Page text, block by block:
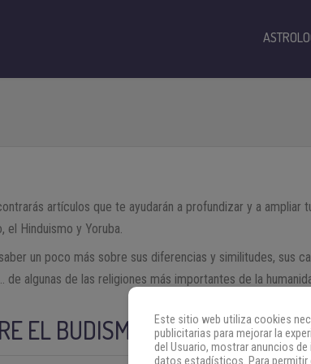
artículos que te ayudarán a profundizar y a
el Hinduismo y Yoruba.
un poco más sobre sus diferencias y similitudes, sus
de algunas de las religiones más importantes de la
EL BUDISMO
Este sitio web utiliza cookies
publicitarias para mejorar la
del Usuario, mostrar anuncios
datos estadísticos. Para